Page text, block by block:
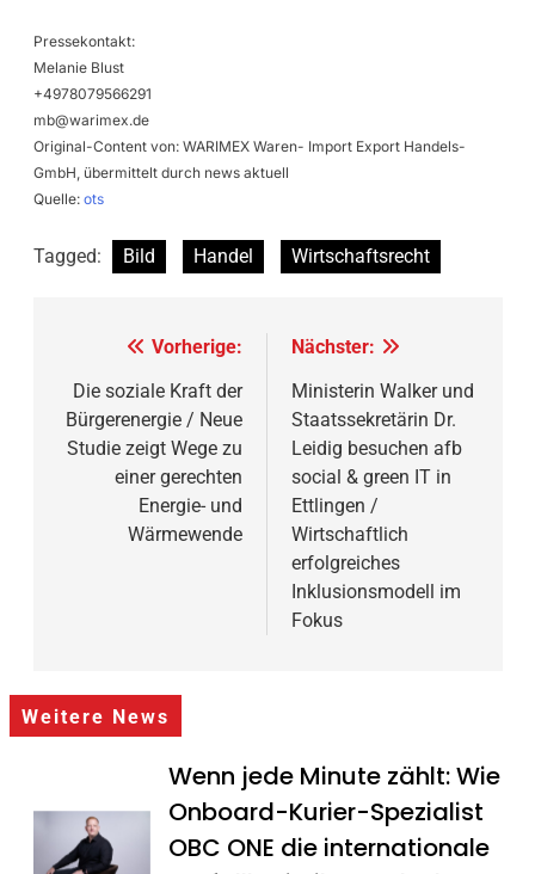
Pressekontakt:
Melanie Blust
+4978079566291
mb@warimex.de
Original-Content von: WARIMEX Waren- Import Export Handels-
GmbH, übermittelt durch news aktuell
Quelle: ots
Tagged: Bild Handel Wirtschaftsrecht
Beitragsnavigation
Vorherige:
Die soziale Kraft der
Bürgerenergie / Neue
Studie zeigt Wege zu
einer gerechten
Energie- und
Wärmewende
Nächster:
Ministerin Walker und
Staatssekretärin Dr.
Leidig besuchen afb
social & green IT in
Ettlingen /
Wirtschaftlich
erfolgreiches
Inklusionsmodell im
Fokus
Weitere News
Wenn jede Minute zählt: Wie
Onboard-Kurier-Spezialist
OBC ONE die internationale